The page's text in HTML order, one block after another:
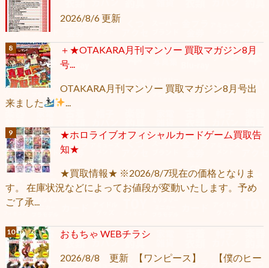
2026/8/6 更新
＋★OTAKARA月刊マンソー 買取マガジン8月
号...
OTAKARA月刊マンソー 買取マガジン8月号出
来ました
...
★ホロライブオフィシャルカードゲーム買取告
知★
★買取情報★ ※2026/8/7現在の価格となりま
す。 在庫状況などによってお値段が変動いたします。予め
ご了承...
おもちゃ WEBチラシ
2026/8/8 更新 【ワンピース】 【僕のヒー